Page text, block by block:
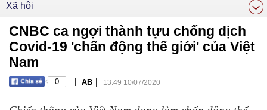
Xã hội
CNBC ca ngợi thành tựu chống dịch
Covid-19 'chấn động thế giới' của Việt
Nam
0 | AB | 13:49 10/07/2020